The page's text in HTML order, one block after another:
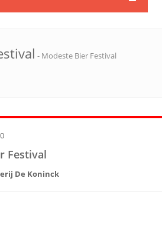
- Modeste Bier Festival
Festival
De Koninck